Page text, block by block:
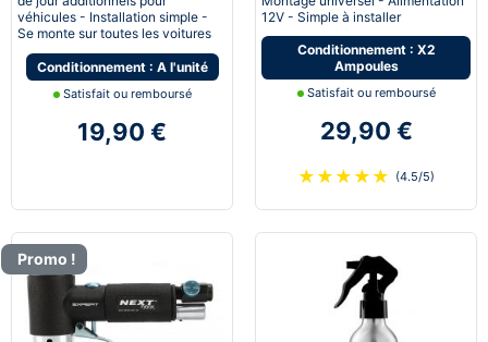
véhicules - Installation simple -
Se monte sur toutes les voitures
Conditionnement : A l'unité
Satisfait ou remboursé
19,90 €
12V - Simple à installer
Conditionnement : X2
Ampoules
Satisfait ou remboursé
29,90 €
★ ★ ★ ★ ★ (4.5/5)
Promo !